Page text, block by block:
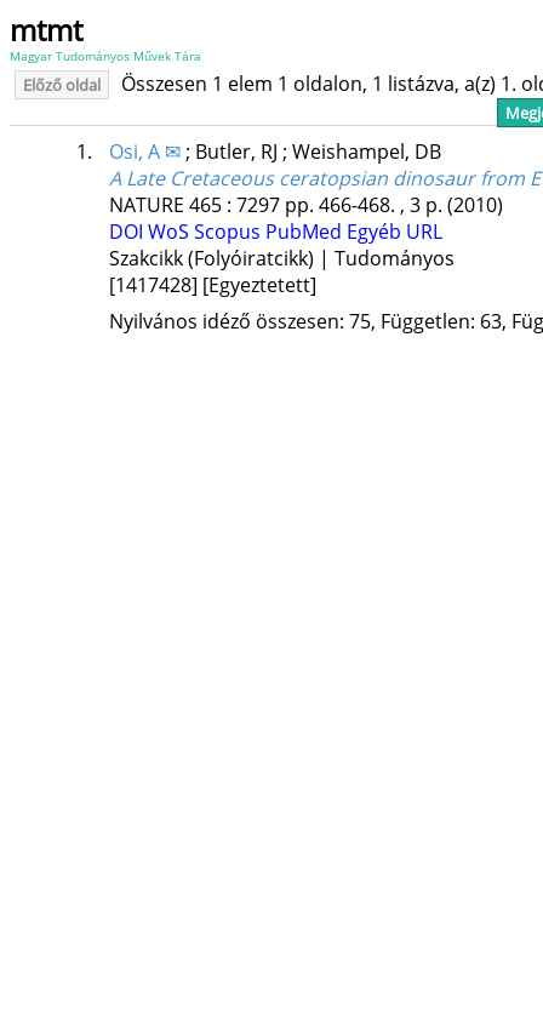
mtmt
Magyar Tudományos Művek Tára
Előző oldal Összesen 1 elem 1 oldalon, 1 listázva, a(z) 1.
1. Osi, A ✉; Butler, RJ ; Weishampel, DB
A Late Cretaceous ceratopsian dinosaur from
NATURE 465: 7297 pp. 466-468. , 3 p. (2010)
DOI WoS Scopus PubMed Egyéb URL
Szakcikk (Folyóiratcikk) | Tudományos
[1417428] [Egyeztetett]
Nyilvános idéző összesen: 75, Független: 63,